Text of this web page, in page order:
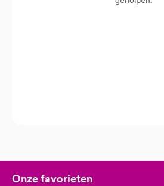
Onze favorieten